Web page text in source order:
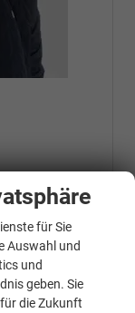
15
)
für Sie
Auswahl und
und
geben. Sie
die Zukunft